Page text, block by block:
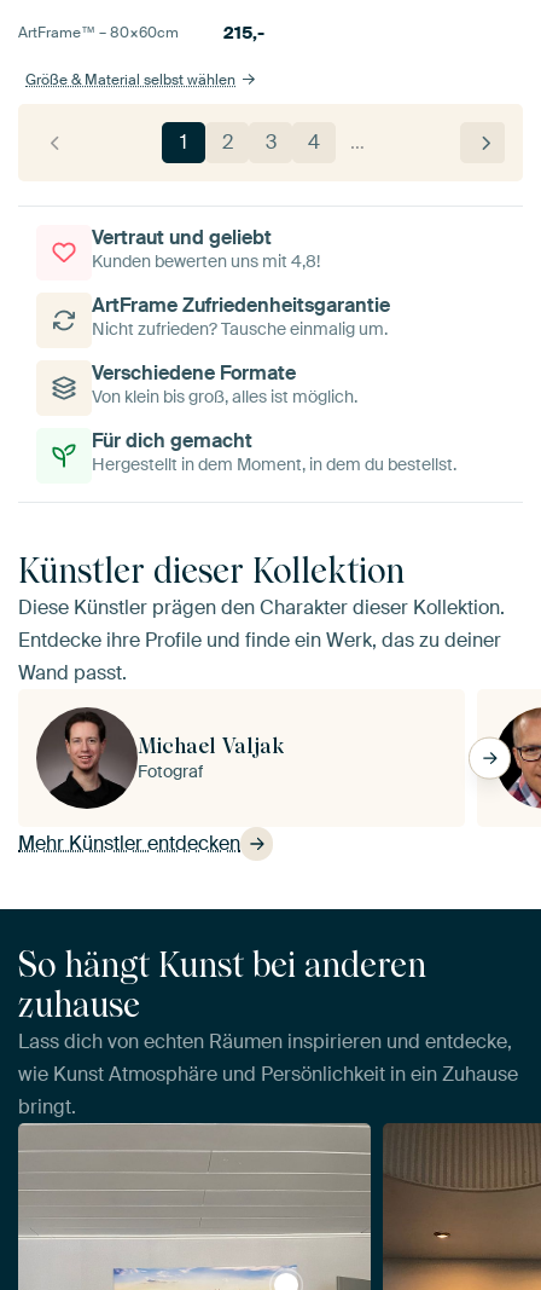
ArtFrame™ –80×60cm 215,-
Größe & Material selbst wählen
1 2 3 4 …
Vertraut und geliebt
Kunden bewerten uns mit 4,8!
ArtFrame Zufriedenheitsgarantie
Nicht zufrieden? Tausche einmalig um.
Verschiedene Formate
Von klein bis groß, alles ist möglich.
Für dich gemacht
Hergestellt in dem Moment, in dem du bestellst.
Künstler dieser Kollektion
Diese Künstler prägen den Charakter dieser Kollektion.
Entdecke ihre Profile und finde ein Werk, das zu deiner
Wand passt.
Mehr Künstler entdecken
Michael Valjak
Fotograf
So hängt Kunst bei anderen
zuhause
Lass dich von echten Räumen inspirieren und entdecke,
wie Kunst Atmosphäre und Persönlichkeit in ein Zuhause
bringt.